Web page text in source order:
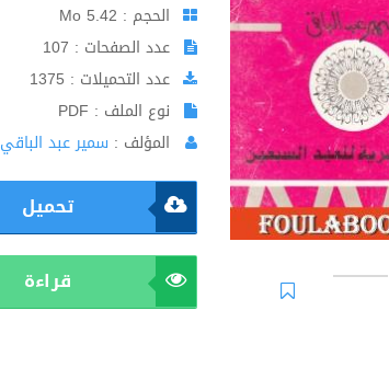
الحجم : 5.42 Mo
عدد الصفحات : 107
عدد التحميلات : 1375
نوع الملف : PDF
المؤلف : سمير عبد الباقي
تحميل
قراءة